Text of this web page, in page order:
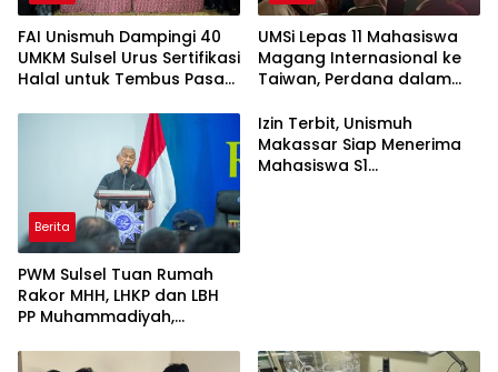
FAI Unismuh Dampingi 40
UMKM Sulsel Urus Sertifikasi
Halal untuk Tembus Pasar
UMSi Lepas 11 Mahasiswa
Magang Internasional ke
Taiwan, Perdana dalam
Berita
PWM Sulsel Tuan Rumah
Rakor MHH, LHKP dan LBH
PP Muhammadiyah,
dan Kebijakan Publik
Izin Terbit, Unismuh
Makassar Siap Menerima
Mahasiswa S1